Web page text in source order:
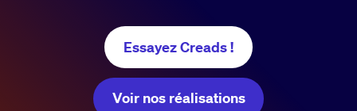
Essayez Creads !
Voir nos réalisations